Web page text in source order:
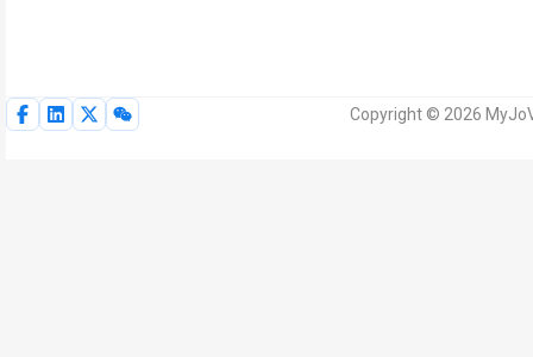
Copyright © 2026